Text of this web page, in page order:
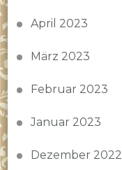
April 2023
März 2023
Februar 2023
Januar 2023
Dezember 2022